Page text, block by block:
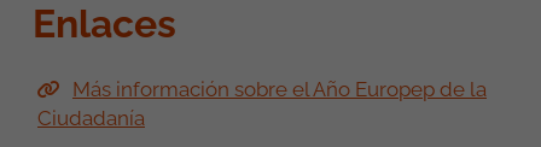
Enlaces
Más información sobre el Año Europep de la
Ciudadanía